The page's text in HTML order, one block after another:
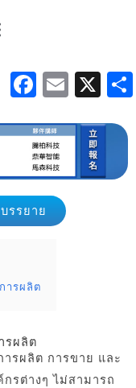
F
c
e
b
o
E
ai
X
รรยาย
ารผลิต
รผลิต
รผลิต การขาย และ
รต่างๆ ไม่สามารถ